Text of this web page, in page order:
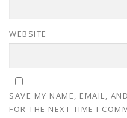
WEBSITE
SAVE MY NAME, EMAIL,
FOR THE NEXT TIME I